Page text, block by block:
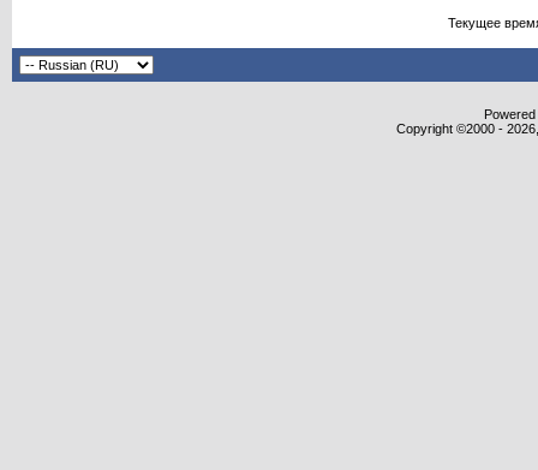
Текущее
Copyright ©2000 -